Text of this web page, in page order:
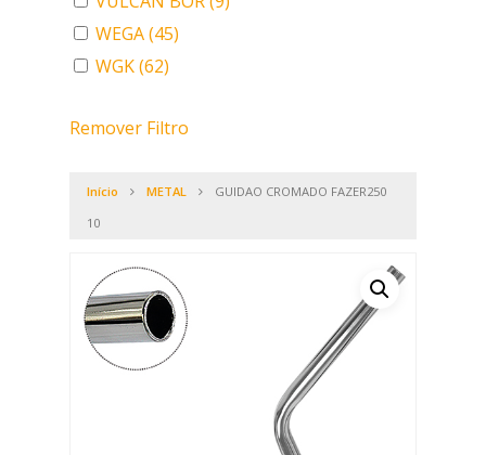
WEGA(45)
WGK(62)
Remover Filtro
Início METAL
GUIDAO CROMADO FAZER250
10